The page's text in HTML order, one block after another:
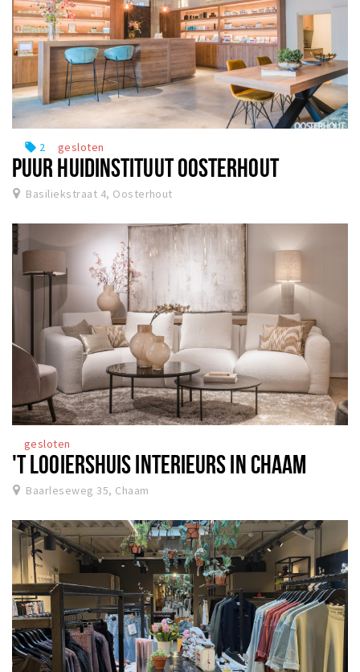
local_offer 2 gesloten
PUUR HUIDINSTITUUT OOSTERHOUT
Basiliekstraat 4, Oosterhout
gesloten
'T LOOIERSHUIS INTERIEURS IN CHAAM
Baarleseweg 35, Chaam